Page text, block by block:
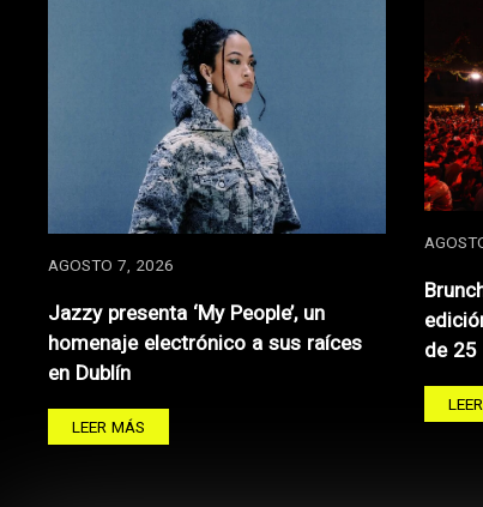
AGOSTO 7, 2026
Jazzy presenta ‘My People’, un
homenaje electrónico a sus raíces
en Dublín
LEER MÁS
de